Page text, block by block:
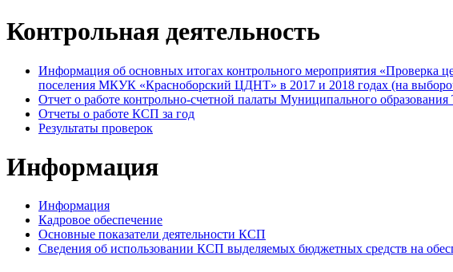
Контрольная деятельность
Информация об основных итогах контрольного мероприятия «Проверка
поселения МКУК «Красноборский ЦДНТ» в 2017 и 2018 годах (на
Отчет о работе контрольно-счетной палаты Муниципального
Отчеты о работе КСП за год
Результаты проверок
Информация
Информация
Кадровое обеспечение
Основные показатели деятельности КСП
Сведения об использовании КСП выделяемых бюджетных средств на